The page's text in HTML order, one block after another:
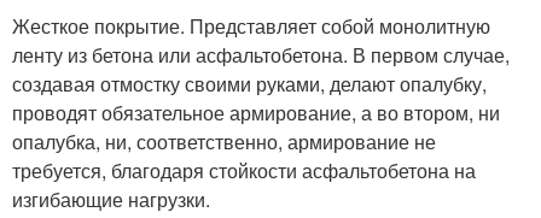
Жесткое покрытие. Представляет собой монолитную
ленту из бетона или асфальтобетона. В первом случае,
создавая отмостку своими руками, делают опалубку,
проводят обязательное армирование, а во втором, ни
опалубка, ни, соответственно, армирование не
требуется, благодаря стойкости асфальтобетона на
изгибающие нагрузки.